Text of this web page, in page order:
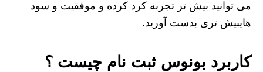
می توانید بیش تر تجربه کرد کرده و موفقیت و سود
هایبیش تری بدست آورید.
کاربرد بونوس ثبت نام چیست ؟